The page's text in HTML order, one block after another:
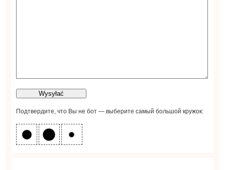
Подтвердите, что Вы не бот — выберите самый большой кружок: